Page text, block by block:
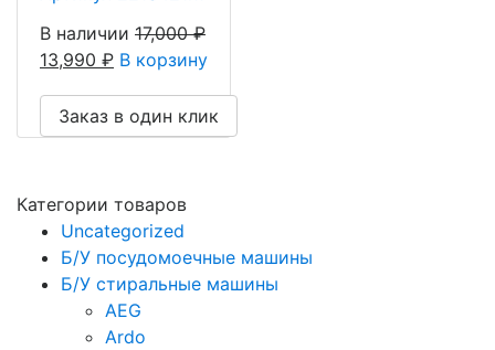
В наличии 17,000₽
13,990 ₽ В корзину
Заказ в один клик
Категории товаров
Uncategorized
Б/У посудомоечные машины
Б/У стиральные машины
AEG
Ardo